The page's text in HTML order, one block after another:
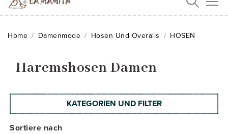
Home Damenmode Hosen Und Overalls HOSEN
Haremshosen Damen
KATEGORIEN UND FILTER
Sortiere nach